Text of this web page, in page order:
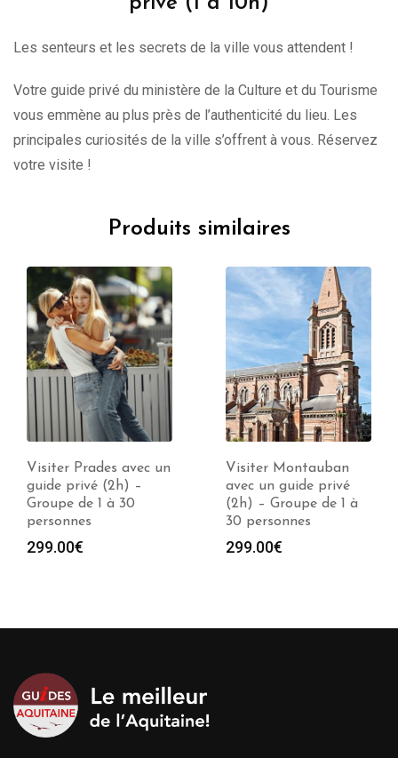
Les senteurs et les secrets de la ville vous attendent !
Votre guide privé du ministère de la Culture et du Tourisme
vous emmène au plus près de l’authenticité du lieu. Les
principales curiosités de la ville s’offrent à vous. Réservez
votre visite !
Produits similaires
Visiter Montauban
avec un guide privé
(2h) – Groupe de 1 à
30 personnes
299.00€
Visiter Castres avec
un guide privé (2h) –
Groupe de 1 à 30
personnes
299.00€